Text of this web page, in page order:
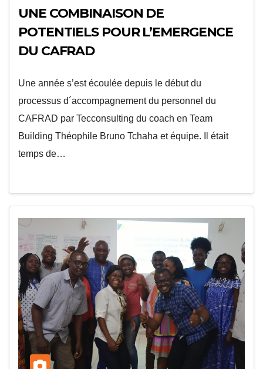
UNE COMBINAISON DE
POTENTIELS POUR L’EMERGENCE
DU CAFRAD
Une année s’est écoulée depuis le début du
processus d´accompagnement du personnel du
CAFRAD par Tecconsulting du coach en Team
Building Théophile Bruno Tchaha et équipe. Il était
temps de…